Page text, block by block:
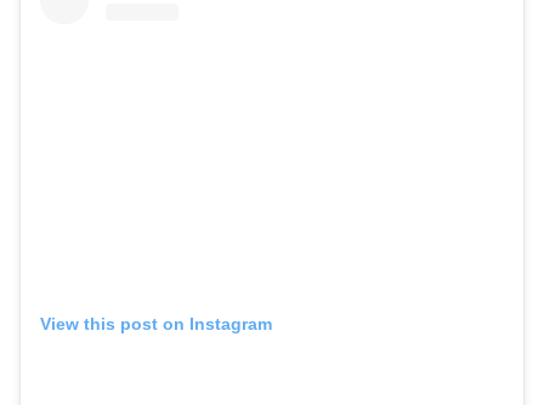
View this post on Instagram